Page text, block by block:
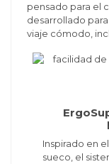
pensado para el
desarrollado
viaje cómodo,
Inspirado en
sueco, el